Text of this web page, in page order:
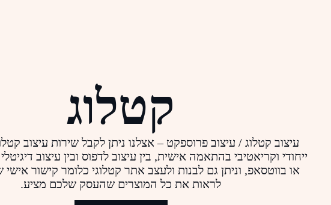
קטלוג
עיצוב קטלוג / עיצוב פרוספקט – אצלנו ניתן לקבל שירות עיצוב
ייחודי וקריאטיבי בהתאמה אישית, בין עיצוב לדפוס ובין עיצוב
או בווטסאפ, וניתן גם לבנות ולעצב אתר קטלוגי כלומר קישור אישי
לראות את כל המוצרים שהעסק שלכם מציע.